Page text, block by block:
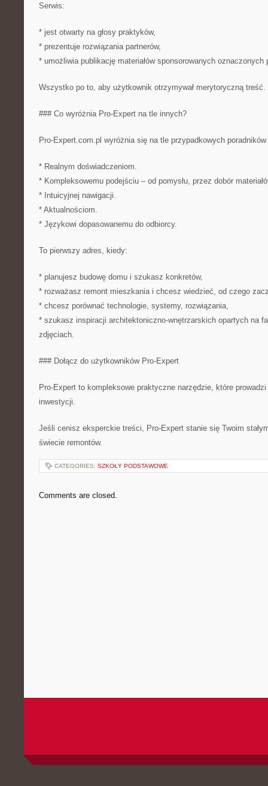
Serwis:
* jest otwarty na głosy praktyków,
* prezentuje rozwiązania partnerów,
* umożliwia publikację materiałów sponsorowanych oznaczonych
Wszystko po to, aby użytkownik otrzymywał merytoryczną
### Co wyróżnia Pro-Expert na tle innych?
Pro-Expert.com.pl wyróżnia się na tle przypadkowych
* Realnym doświadczeniom.
* Kompleksowemu podejściu – od pomysłu, przez dobór
* Intuicyjnej nawigacji.
* Aktualnościom.
* Językowi dopasowanemu do odbiorcy.
To pierwszy adres, kiedy:
* planujesz budowę domu i szukasz konkretów,
* rozważasz remont mieszkania i chcesz wiedzieć, od czego
* chcesz porównać technologie, systemy, rozwiązania,
* szukasz inspiracji architektoniczno-wnętrzarskich opartych na
zdjęciach.
### Dołącz do użytkowników Pro-Expert
Pro-Expert to kompleksowe praktyczne narzędzie, które prowadzi
inwestycji.
Jeśli cenisz eksperckie treści, Pro-Expert stanie się Twoim
świecie remontów.
CATEGORIES: SZKOŁY PODSTAWOWE
Comments are closed.